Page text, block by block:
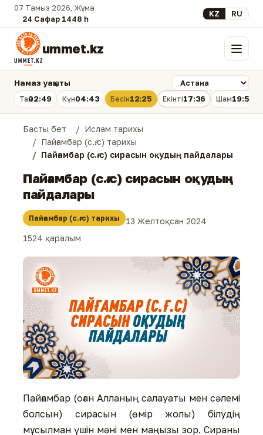
07 Тамыз 2026, Жұма
24 Сафар 1448 һ.
Select your
KZ RU
ummet.kz Мәзір
Намаз уақыты
Таң02:49 Күн04:43 Бесін12:25 Екінті17:36 Шам19:56
Басты бет
Ислам тарихы
Пайғамбар (с.ғ.с) тарихы
Пайғамбар (с.ғ.с) сирасын оқудың пайдалары
Пайғамбар (с.ғ.с) сирасын оқудың
пайдалары
Пайғамбар (с.ғ.с) тарихы
13 Желтоқсан 2024
1524 қаралым
Пайғамбар (оған Алланың салауаты мен сәлемі
болсын) сирасын (өмір жолы) білудің
мұсылман үшін мәні мен маңызы зор. Сираны